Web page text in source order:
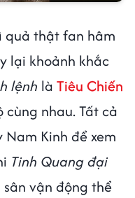
quả thật fan hâm
lại khoảnh khắc
lệnh là Tiêu Chiến
cùng nhau. Tất cả
Kinh để xem
Tinh Quang đại
vận động thể